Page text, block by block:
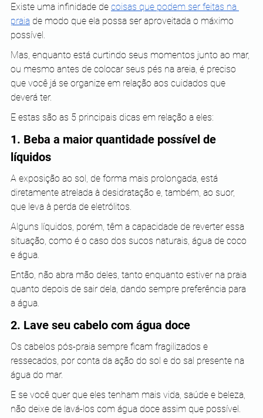
Existe uma infinidade de coisas que podem ser feitas na
praia de modo que ela possa ser aproveitada o máximo
possível.
Mas, enquanto está curtindo seus momentos junto ao mar,
ou mesmo antes de colocar seus pés na areia, é preciso
que você já se organize em relação aos cuidados que
deverá ter.
E estas são as 5 principais dicas em relação a eles:
1. Beba a maior quantidade possível de
líquidos
A exposição ao sol, de forma mais prolongada, está
diretamente atrelada à desidratação e, também, ao suor,
que leva à perda de eletrólitos.
Alguns líquidos, porém, têm a capacidade de reverter essa
situação, como é o caso dos sucos naturais, água de coco
e água.
Então, não abra mão deles, tanto enquanto estiver na praia
quanto depois de sair dela, dando sempre preferência para
a água.
2. Lave seu cabelo com água doce
Os cabelos pós-praia sempre ficam fragilizados e
ressecados, por conta da ação do sol e do sal presente na
água do mar.
E se você quer que eles tenham mais vida, saúde e beleza,
não deixe de lavá-los com água doce assim que possível.